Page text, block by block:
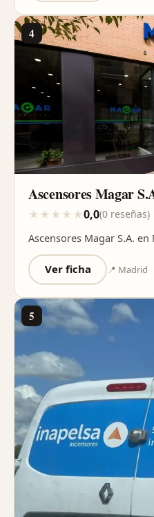
4
Ascensores Magar
★ ★ ★ ★ ★0,0(0 reseñas)
Ascensores Magar S.A. en
Ver ficha 📍 Madrid
5